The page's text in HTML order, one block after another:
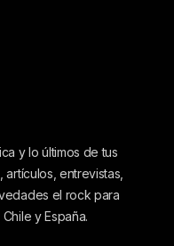
y lo últimos de tus
entrevistas,
el rock para
y España.